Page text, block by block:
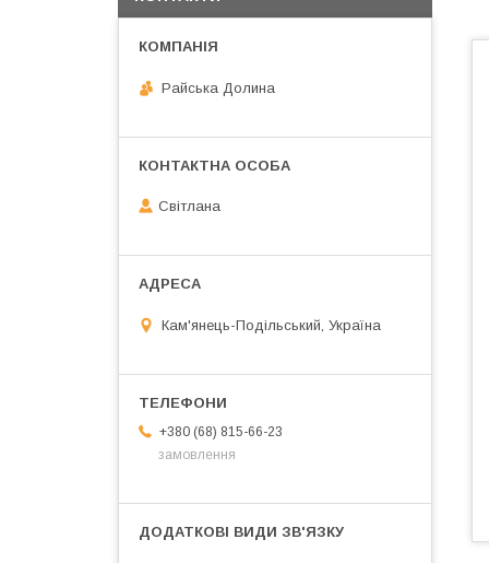
Райська Долина
Світлана
Кам'янець-Подільський, Україна
+380 (68) 815-66-23
замовлення